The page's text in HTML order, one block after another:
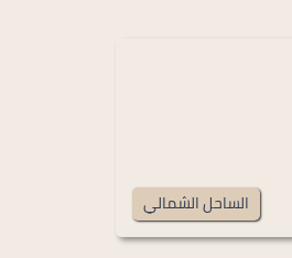
الساحل الشمالي